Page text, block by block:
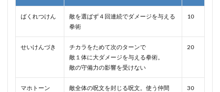
ばくれつけん
敵を選ばず４回連続でダメージを与える
拳術
10
せいけんづき
チカラをためて次のターンで
敵１体に大ダメージを与える拳術。
敵の守備力の影響を受けない
20
マホトーン
敵全体の呪文を封じる呪文。使う仲間
30